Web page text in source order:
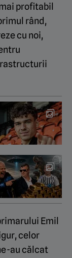
profitabil
rând,
cu noi,
Emil
celor
au călcat